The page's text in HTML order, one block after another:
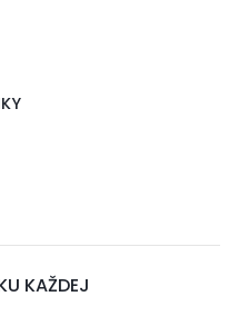
KAŽDEJ